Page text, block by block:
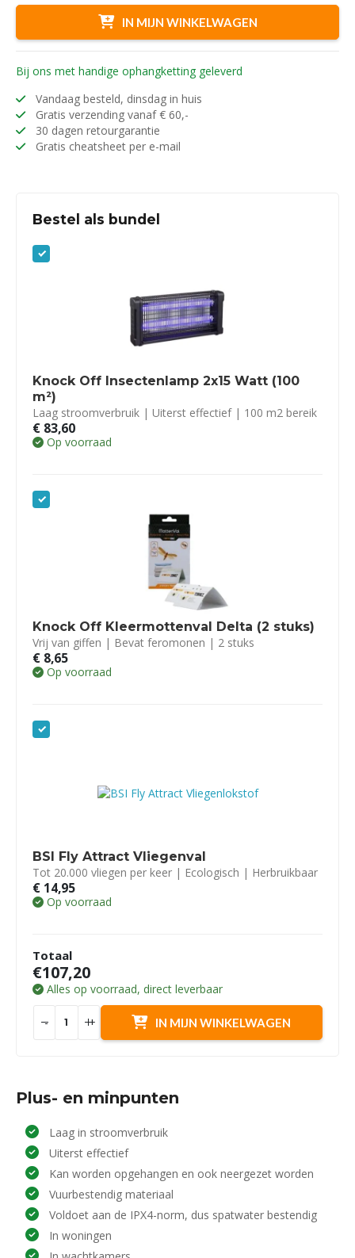
IN MIJN WINKELWAGEN
Bij ons met handige ophangketting geleverd
Vandaag besteld, dinsdag in huis
Gratis verzending vanaf € 60,-
30 dagen retourgarantie
Gratis cheatsheet per e-mail
Bestel als bundel
Knock Off Insectenlamp 2x15 Watt (100
m²)
Laag stroomverbruik | Uiterst effectief | 100 m2 bereik
€ 83,60
Op voorraad
Knock Off Kleermottenval Delta (2 stuks)
Vrij van giffen | Bevat feromonen | 2 stuks
€ 8,65
Op voorraad
BSI Fly Attract Vliegenval
Tot 20.000 vliegen per keer | Ecologisch | Herbruikbaar
€ 14,95
Op voorraad
Totaal
€107,20
Alles op voorraad, direct leverbaar
- + IN MIJN WINKELWAGEN
Plus- en minpunten
Laag in stroomverbruik
Uiterst effectief
Kan worden opgehangen en ook neergezet worden
Vuurbestendig materiaal
Voldoet aan de IPX4-norm, dus spatwater bestendig
In woningen